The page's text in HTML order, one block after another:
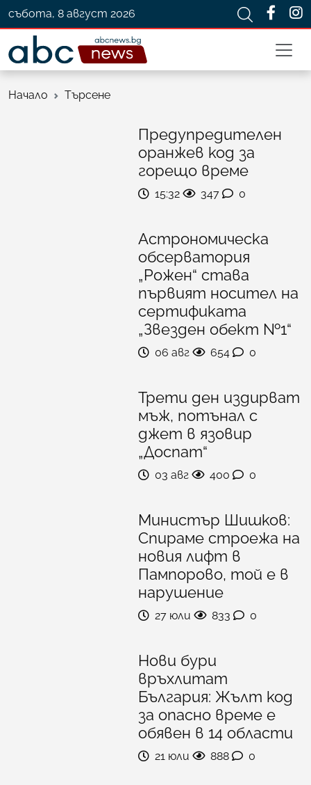
събота, 8 август 2026
Начало Търсене
Предупредителен
оранжев код за
горещо време
15:32 347 0
Астрономическа
обсерватория
„Рожен“ става
първият носител на
сертификата
„Звезден обект №1“
06 авг 654 0
Трети ден издирват
мъж, потънал с
джет в язовир
„Доспат“
03 авг 400 0
Министър Шишков:
Спираме строежа на
новия лифт в
Пампорово, той е в
нарушение
27 юли 833 0
Нови бури
връхлитат
България: Жълт код
за опасно време е
обявен в 14 области
21 юли 888 0